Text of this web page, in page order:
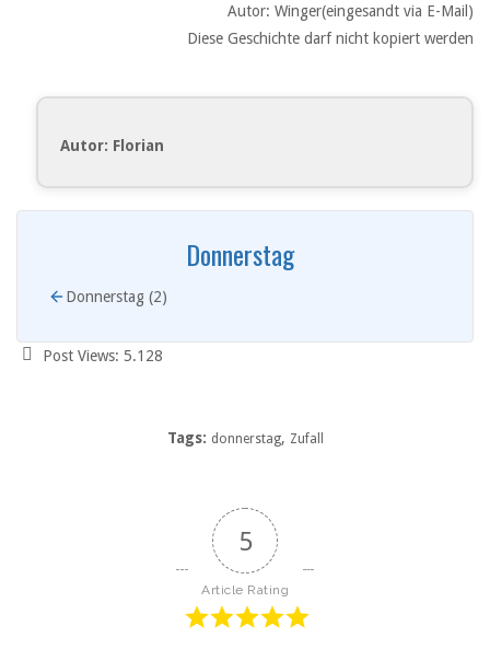
Autor: Winger(eingesandt via E-Mail)
Diese Geschichte darf nicht kopiert werden
Autor: Florian
Donnerstag
Donnerstag (2)
Post Views: 5.128
Tags: donnerstag, Zufall
5
Article Rating